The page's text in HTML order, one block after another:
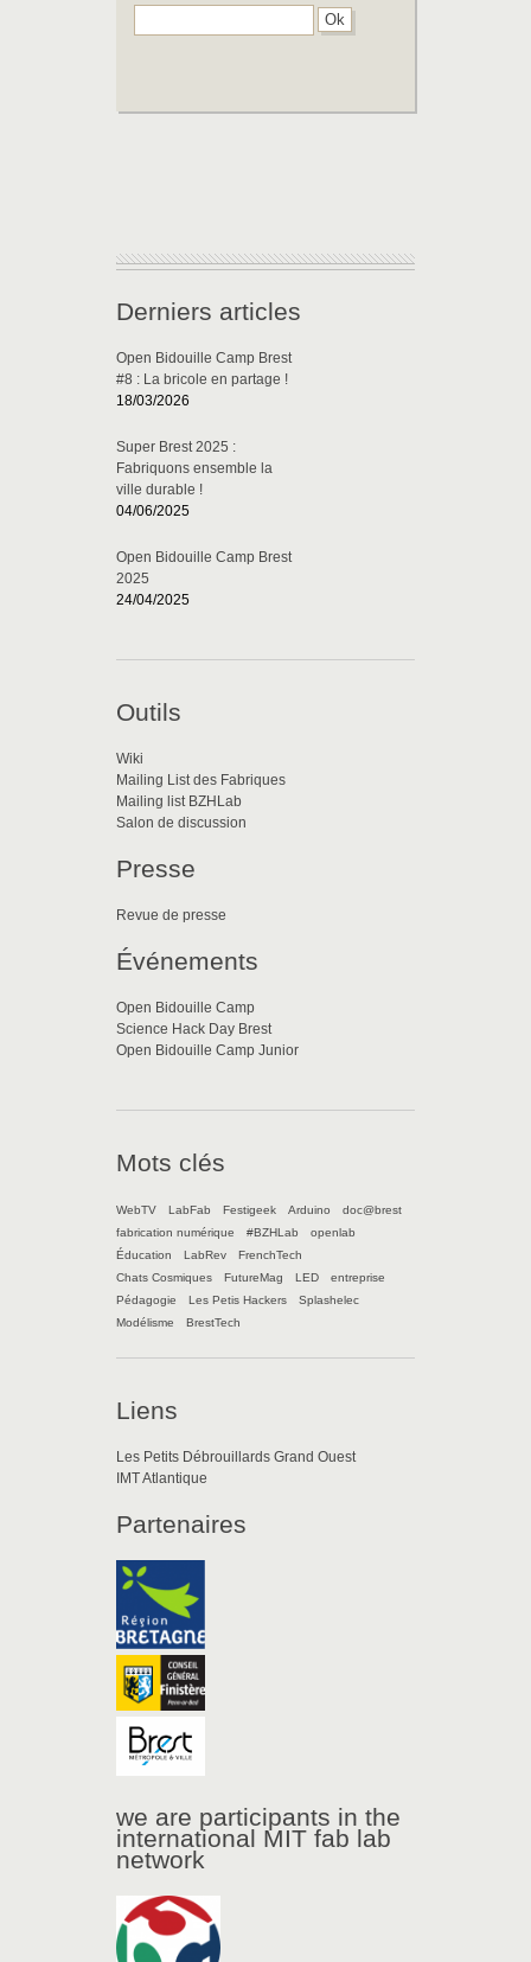
Derniers articles
Open Bidouille Camp Brest
#8 : La bricole en partage !
18/03/2026
Super Brest 2025 :
Fabriquons ensemble la
ville durable !
04/06/2025
Open Bidouille Camp Brest
2025
24/04/2025
Outils
Wiki
Mailing List des Fabriques
Mailing list BZHLab
Salon de discussion
Presse
Revue de presse
Événements
Open Bidouille Camp
Science Hack Day Brest
Open Bidouille Camp Junior
Mots clés
WebTV LabFab Festigeek Arduino
doc@brest
fabrication numérique
#BZHLab
openlab
Éducation
LabRev
FrenchTech
Chats Cosmiques
FutureMag LED
entreprise
Pédagogie
Les Petis Hackers
Splashelec
Modélisme
BrestTech
Liens
Les Petits Débrouillards Grand Ouest
IMT Atlantique
Partenaires
we are participants in the
international MIT fab lab
network